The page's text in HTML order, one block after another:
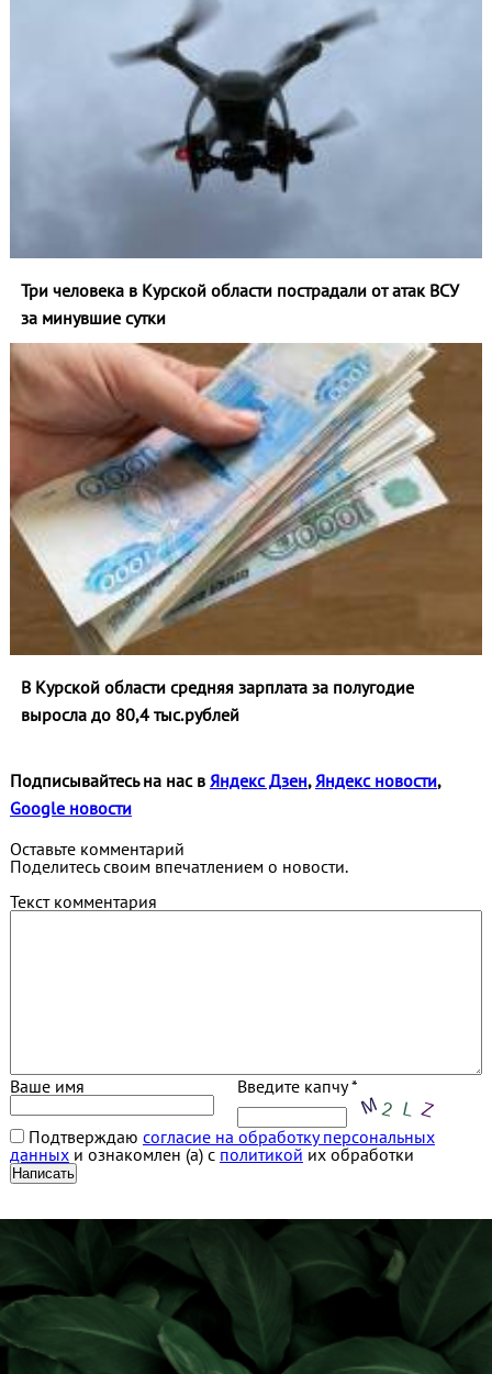
Три человека в Курской области пострадали от атак ВСУ
за минувшие сутки
В Курской области средняя зарплата за полугодие
выросла до 80,4 тыс.рублей
Подписывайтесь на нас в Яндекс Дзен,Яндекс новости,
Google новости
Оставьте комментарий
Поделитесь своим впечатлением о новости.
Текст комментария
Ваше имя Введите капчу *
Подтверждаю согласие на обработку персональных
данныхи ознакомлен (а) с политикой их обработки